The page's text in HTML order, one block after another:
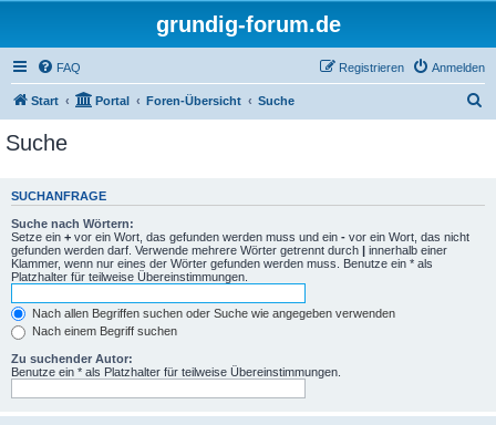
grundig-forum.de
FAQ Anmelden
Registrieren
Start Portal Foren-Übersicht Suche
e
Suche
SUCHANFRAGE
Suche nach Wörtern:
Setze ein + vor ein Wort, das gefunden werden muss und ein - vor ein Wort, das nicht
gefunden werden darf. Verwende mehrere Wörter getrennt durch | innerhalb einer
Klammer, wenn nur eines der Wörter gefunden werden muss. Benutze ein * als
Platzhalter für teilweise Übereinstimmungen.
Nach allen Begriffen suchen oder Suche wie angegeben verwenden
Nach einem Begriff suchen
Zu suchender Autor:
Benutze ein * als Platzhalter für teilweise Übereinstimmungen.